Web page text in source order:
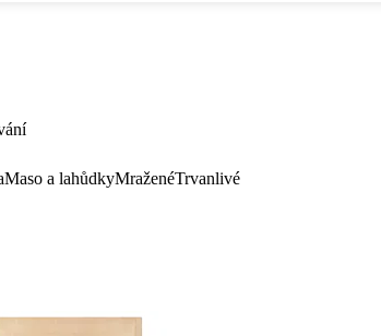
Maso a lahůdkyMraženéTrvanlivé